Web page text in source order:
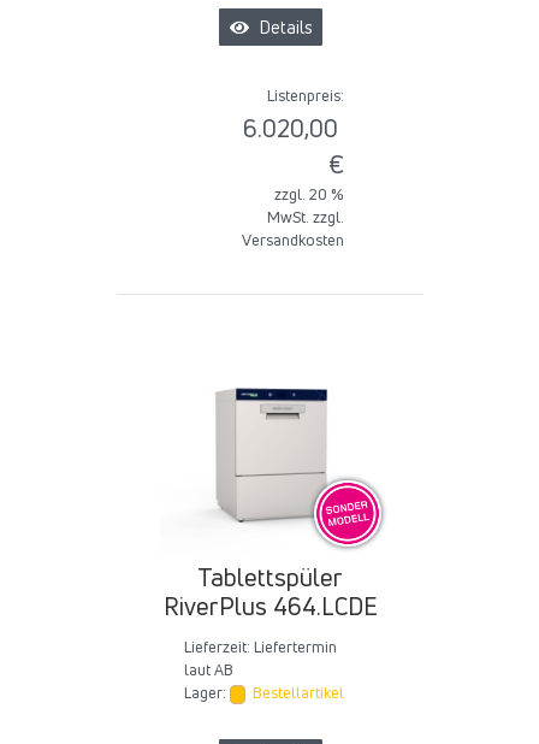
Details
Listenpreis:
6.020,00
€
zzgl. 20 %
MwSt. zzgl.
Versandkosten
Tablettspüler
RiverPlus 464.LCDE
Lieferzeit: Liefertermin
laut AB
Lager:
Bestellartikel